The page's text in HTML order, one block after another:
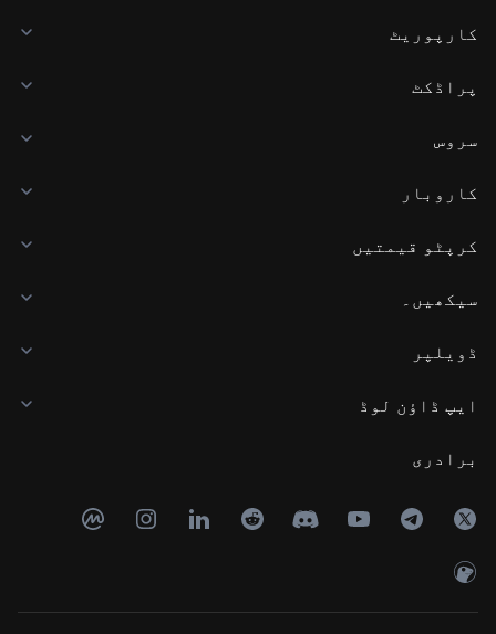
کارپوریٹ
پراڈکٹ
سروس
کاروبار
کرپٹو قیمتیں
سیکھیں۔
ڈویلپر
ایپ ڈاؤن لوڈ
برادری